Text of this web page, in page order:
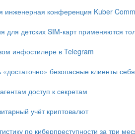
инженерная конференция Kuber
детских SIM-карт применяются
инфостилере в Telegram
безопасные клиенты себя
доступ к секретам
учёт криптовалют
по киберпреступности за три